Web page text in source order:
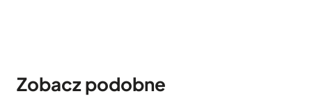
Zobacz podobne